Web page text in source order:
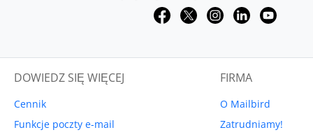
DOWIEDZ SIĘ WIĘCEJ
Cennik
Funkcje poczty e-mail
FIRMA
O Mailbird
Zatrudniamy!